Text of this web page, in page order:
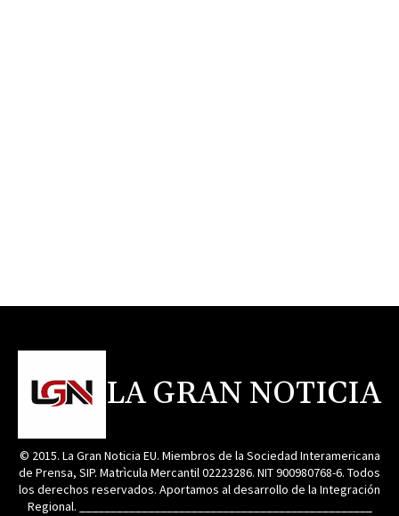
LA GRAN NOTICIA
© 2015. La Gran Noticia EU. Miembros de la Sociedad Interamericana
de Prensa, SIP. Matrìcula Mercantil 02223286. NIT 900980768-6. Todos
los derechos reservados. Aportamos al desarrollo de la Integración
Regional. _______________________________________________